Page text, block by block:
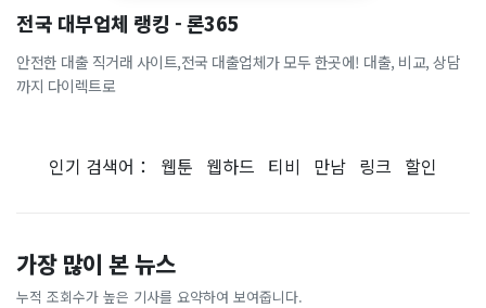
전국 대부업체 랭킹 - 론365
안전한 대출 직거래 사이트,전국 대출업체가 모두 한곳에! 대출, 비교, 상담
까지 다이렉트로
인기 검색어： 웹툰 웹하드 티비 만남 링크 할인
가장 많이 본 뉴스
누적 조회수가 높은 기사를 요약하여 보여줍니다.